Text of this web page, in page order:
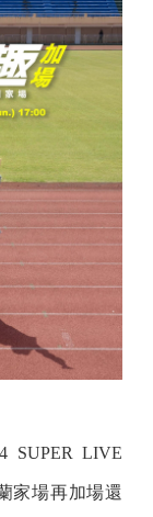
LIVE
家場再加場還